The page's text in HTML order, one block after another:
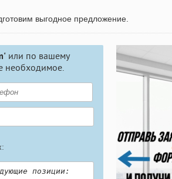
выгодное предложение.
или по вашему
необходимое.